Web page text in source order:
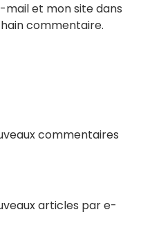
et mon site dans
commentaire.
commentaires
articles par e-